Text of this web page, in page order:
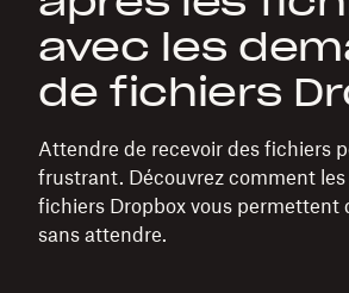
avec les
de fichiers
Attendre de recevoir des fichiers
frustrant. Découvrez comment
fichiers Dropbox vous permettent
sans attendre.